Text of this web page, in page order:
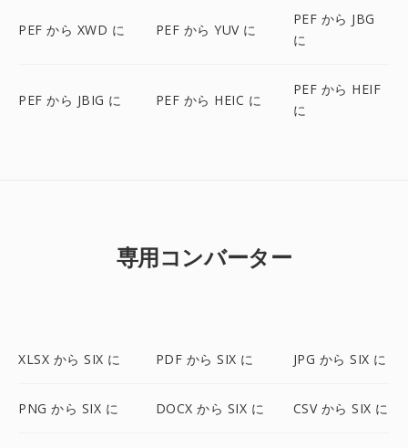
PEF から XWD に PEF から YUV に
PEF から JBG
に
PEF から JBIG に PEF から HEIC に
PEF から HEIF
に
専用コンバーター
XLSX から SIX に PDF から SIX に JPG から SIX に
PNG から SIX に DOCX から SIX に CSV から SIX に